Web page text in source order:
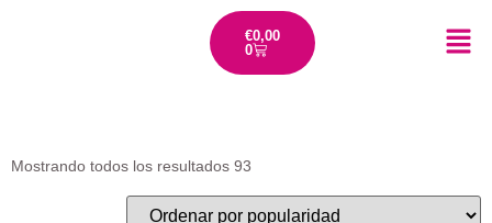
€0,00
0
Mostrando todos los resultados 93